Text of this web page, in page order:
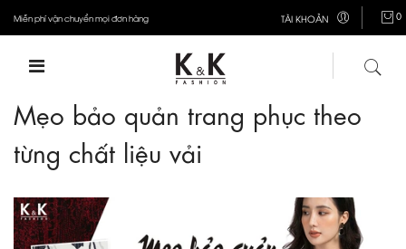
Miễn phí vận chuyển mọi đơn hàng TÀI KHOẢN 0
Mẹo bảo quản trang phục theo
từng chất liệu vải